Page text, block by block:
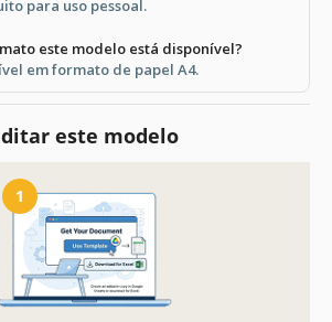
para uso pessoal.
este modelo está disponível?
em formato de papel A4.
este modelo
1